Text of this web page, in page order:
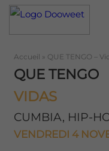
Accueil » QUE TENGO –
QUE TENGO
VIDAS
CUMBIA, HIP-
VENDREDI 4